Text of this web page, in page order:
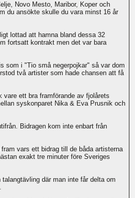
Novo Mesto, Maribor, Koper och
du ansökte skulle du vara minst 16 år
lottad att hamna bland dessa 32
fortsatt kontrakt men det var bara
som i "Tio små negerpojkar" så var dom
två artister som hade chansen att få
ett bra framförande av fjolårets
syskonparet Nika & Eva Prusnik och
Bidragen kom inte enbart från
vars ett bidrag till de båda artisterna
exakt tre minuter före Sveriges
där man inte får delta om